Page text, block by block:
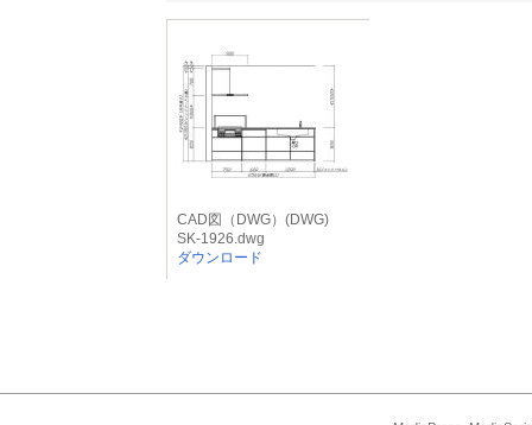
CAD図（DWG）(DWG)
SK-1926.dwg
ダウンロード